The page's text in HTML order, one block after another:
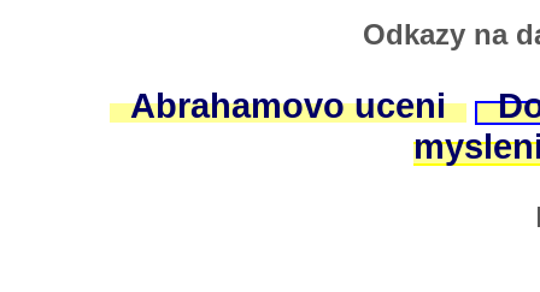
Odkazy na
Abrahamovo uceni